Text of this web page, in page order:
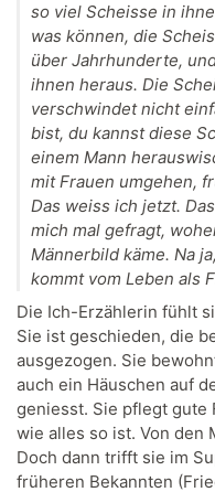
so viel Scheisse in
was können, die
über Jahrhunderte,
ihnen heraus. Die
verschwindet nicht
bist, du kannst diese
einem Mann
mit Frauen umgehen,
Das weiss ich jetzt.
mich mal gefragt,
Männerbild käme. Na
kommt vom Leben als
Die Ich-Erzählerin fühlt
Sie ist geschieden, die
ausgezogen. Sie
auch ein Häuschen auf
geniesst. Sie pflegt gute
wie alles so ist. Von den
Doch dann trifft sie im
früheren Bekannten